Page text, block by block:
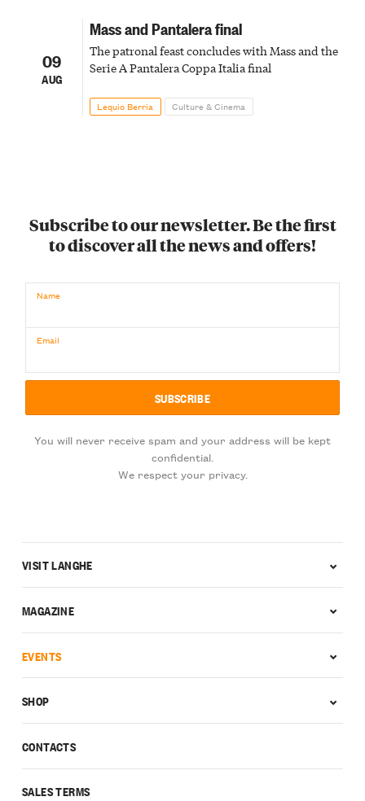
09
AUG
Mass and Pantalera final
The patronal feast concludes with Mass and the
Serie A Pantalera Coppa Italia final
Lequio Berria Culture & Cinema
Subscribe to our newsletter. Be the first
to discover all the news and offers!
Name
Email
You will never receive spam and your address will be kept
confidential.
We respect your privacy.
CONTACTS
SALES TERMS
VISIT LANGHE
MAGAZINE
EVENTS
SHOP